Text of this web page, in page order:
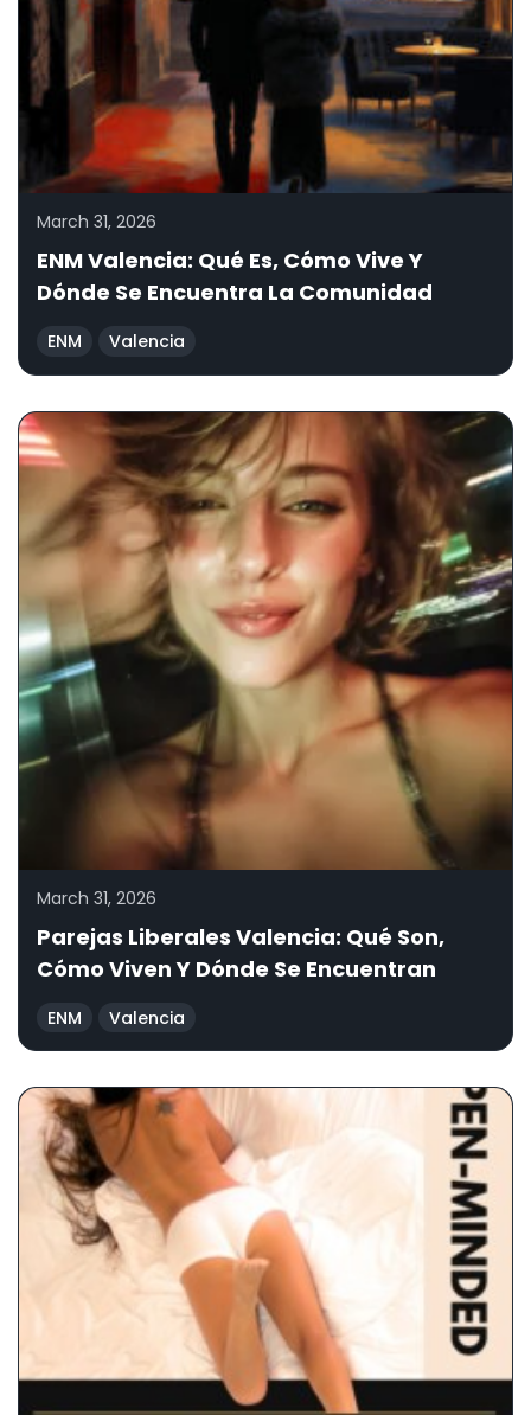
March 31, 2026
ENM Valencia: Qué Es, Cómo Vive Y
Dónde Se Encuentra La Comunidad
ENM Valencia
March 31, 2026
Parejas Liberales Valencia: Qué Son,
Cómo Viven Y Dónde Se Encuentran
ENM Valencia